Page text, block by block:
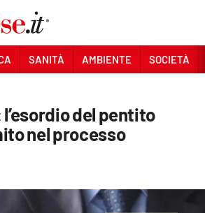
SANITÀ AMBIENTE SOCIETÀ
del pentito
nel processo